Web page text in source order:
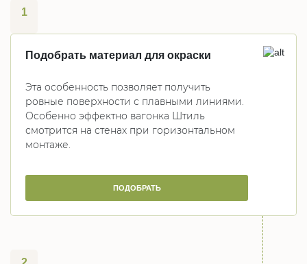
1
Подобрать материал для окраски
Эта особенность позволяет получить
ровные поверхности с плавными линиями.
Особенно эффектно вагонка Штиль
смотрится на стенах при горизонтальном
монтаже.
ПОДОБРАТЬ